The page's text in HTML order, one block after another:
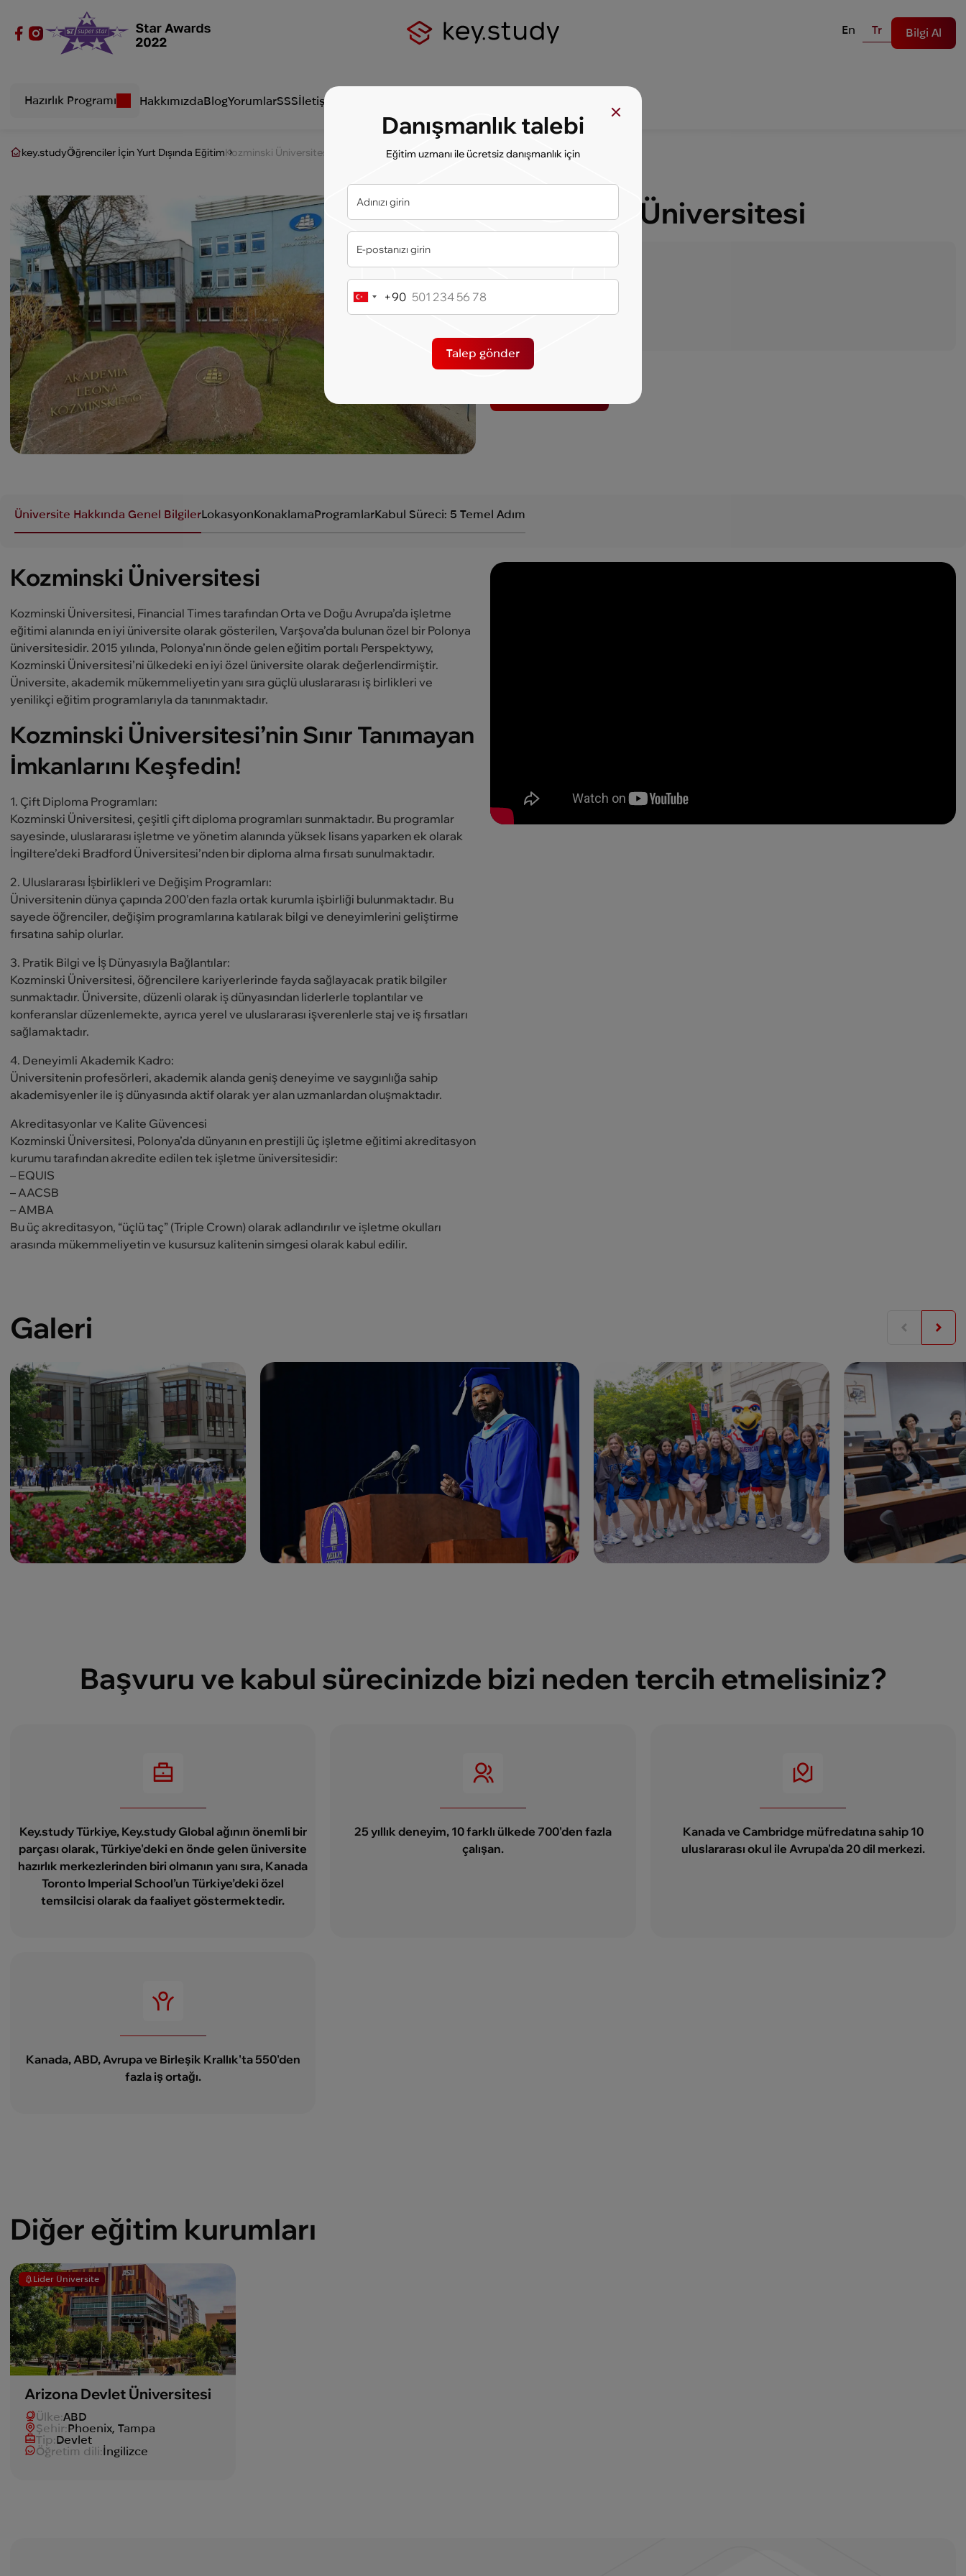
En Tr Bilgi Al
Hazırlık Programı HakkımızdaBlogYorumlarSSSİletişim bilgileri
key.studyÖğrenciler İçin Yurt Dışında EğitimKozminski Üniversitesi
Kozminski Üniversitesi
Üniversite Hakkında Genel BilgilerLokasyonKonaklamaProgramlarKabul Süreci: 5 Temel Adım
Kozminski Üniversitesi
Kozminski Üniversitesi, Financial Times tarafından Orta ve Doğu Avrupa’da işletme
eğitimi alanında en iyi üniversite olarak gösterilen, Varşova’da bulunan özel bir Polonya
üniversitesidir. 2015 yılında, Polonya’nın önde gelen eğitim portalı Perspektywy,
Kozminski Üniversitesi’ni ülkedeki en iyi özel üniversite olarak değerlendirmiştir.
Üniversite, akademik mükemmeliyetin yanı sıra güçlü uluslararası iş birlikleri ve
yenilikçi eğitim programlarıyla da tanınmaktadır.
Kozminski Üniversitesi’nin Sınır Tanımayan
İmkanlarını Keşfedin!
1. Çift Diploma Programları:
Kozminski Üniversitesi, çeşitli çift diploma programları sunmaktadır. Bu programlar
sayesinde, uluslararası işletme ve yönetim alanında yüksek lisans yaparken ek olarak
İngiltere’deki Bradford Üniversitesi’nden bir diploma alma fırsatı sunulmaktadır.
2. Uluslararası İşbirlikleri ve Değişim Programları:
Üniversitenin dünya çapında 200’den fazla ortak kurumla işbirliği bulunmaktadır. Bu
sayede öğrenciler, değişim programlarına katılarak bilgi ve deneyimlerini geliştirme
fırsatına sahip olurlar.
3. Pratik Bilgi ve İş Dünyasıyla Bağlantılar:
Kozminski Üniversitesi, öğrencilere kariyerlerinde fayda sağlayacak pratik bilgiler
sunmaktadır. Üniversite, düzenli olarak iş dünyasından liderlerle toplantılar ve
konferanslar düzenlemekte, ayrıca yerel ve uluslararası işverenlerle staj ve iş fırsatları
sağlamaktadır.
4. Deneyimli Akademik Kadro:
Üniversitenin profesörleri, akademik alanda geniş deneyime ve saygınlığa sahip
akademisyenler ile iş dünyasında aktif olarak yer alan uzmanlardan oluşmaktadır.
Akreditasyonlar ve Kalite Güvencesi
Kozminski Üniversitesi, Polonya’da dünyanın en prestijli üç işletme eğitimi akreditasyon
kurumu tarafından akredite edilen tek işletme üniversitesidir:
– EQUIS
– AACSB
– AMBA
Bu üç akreditasyon, “üçlü taç” (Triple Crown) olarak adlandırılır ve işletme okulları
arasında mükemmeliyetin ve kusursuz kalitenin simgesi olarak kabul edilir.
Galeri
Başvuru ve kabul sürecinizde bizi neden tercih etmelisiniz?
Key.study Türkiye, Key.study Global ağının önemli bir
parçası olarak, Türkiye'deki en önde gelen üniversite
hazırlık merkezlerinden biri olmanın yanı sıra, Kanada
Toronto Imperial School’un Türkiye’deki özel
temsilcisi olarak da faaliyet göstermektedir.
25 yıllık deneyim, 10 farklı ülkede 700'den fazla
çalışan.
Kanada ve Cambridge müfredatına sahip 10
uluslararası okul ile Avrupa'da 20 dil merkezi.
Kanada, ABD, Avrupa ve Birleşik Krallık'ta 550'den
fazla iş ortağı.
Diğer eğitim kurumları
Lider Üniversite
Arizona Devlet Üniversitesi
Ülke:ABD
Şehir:Phoenix, Tampa
Tip:Devlet
Öğretim dili:İngilizce
Danışmanlık talebi
Eğitim uzmanı ile ücretsiz danışmanlık için
Turkey+90
Talep gönder